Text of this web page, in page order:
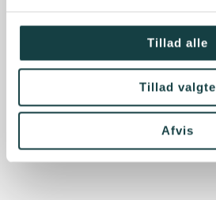
Tillad alle
Tillad valgte
Afvis